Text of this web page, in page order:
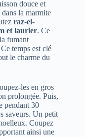
douce et
la marmite
raz-el-
et laurier. Ce
fumant
temps est clé
le charme du
les en gros
prolongée. Puis,
pendant 30
saveurs. Un petit
Coupez
ainsi une